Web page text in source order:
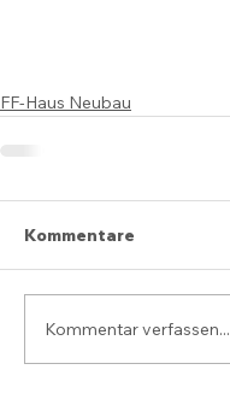
FF-Haus Neubau
Kommentare
Kommentar verfassen...